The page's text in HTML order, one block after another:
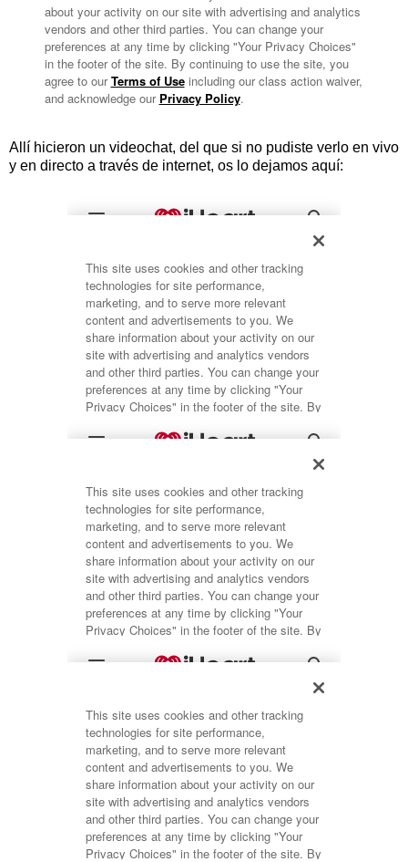
Allí hicieron un videochat, del que si no pudiste verlo en vivo
y en directo a través de internet, os lo dejamos aquí: